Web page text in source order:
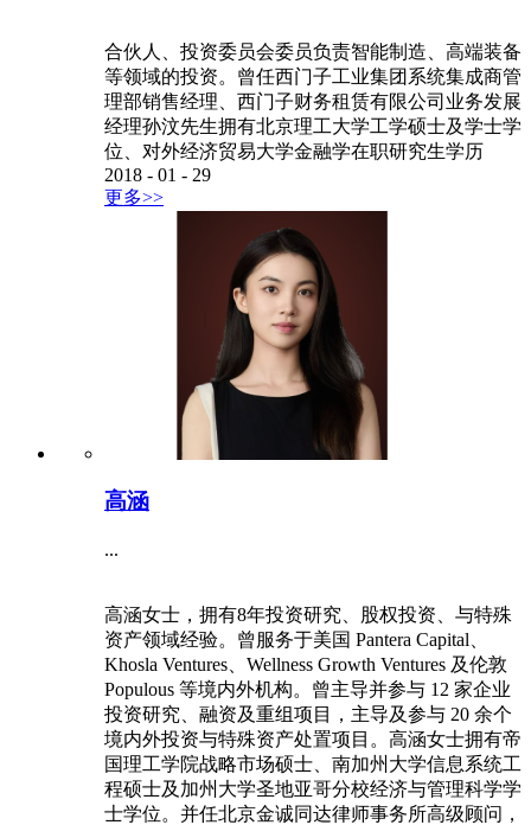
合伙人、投资委员会委员负责智能制造、高端装备
等领域的投资。曾任西门子工业集团系统集成商管
理部销售经理、西门子财务租赁有限公司业务发展
经理孙汶先生拥有北京理工大学工学硕士及学士学
位、对外经济贸易大学金融学在职研究生学历
2018 - 01 - 29
更多>>
高涵
...
高涵女士，拥有8年投资研究、股权投资、与特殊
资产领域经验。曾服务于美国 Pantera Capital、
Khosla Ventures、Wellness Growth Ventures 及伦敦
Populous 等境内外机构。曾主导并参与 12 家企业
投资研究、融资及重组项目，主导及参与 20 余个
境内外投资与特殊资产处置项目。高涵女士拥有帝
国理工学院战略市场硕士、南加州大学信息系统工
程硕士及加州大学圣地亚哥分校经济与管理科学学
士学位。并任北京金诚同达律师事务所高级顾问，